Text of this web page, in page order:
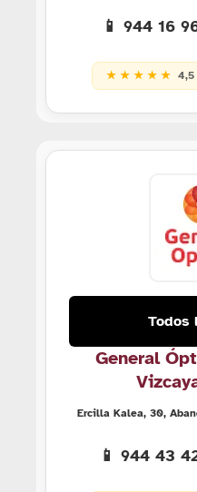
📱 944 16
★ ★ ★ ★ ★ 4,5
Todos
General
Ercilla Kalea, 30,
📱 944 43